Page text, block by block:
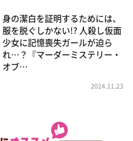
身の潔白を証明するためには、
服を脱ぐしかない!? 人殺し仮面
少女に記憶喪失ガールが迫ら
れ…？『マーダーミステリー・
オブ…
2024.11.23